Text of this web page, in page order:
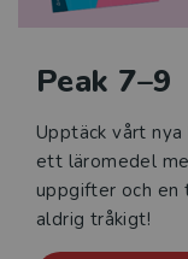
Peak 7–9
Upptäck vårt
ett läromedel
uppgifter och en
aldrig tråkigt!